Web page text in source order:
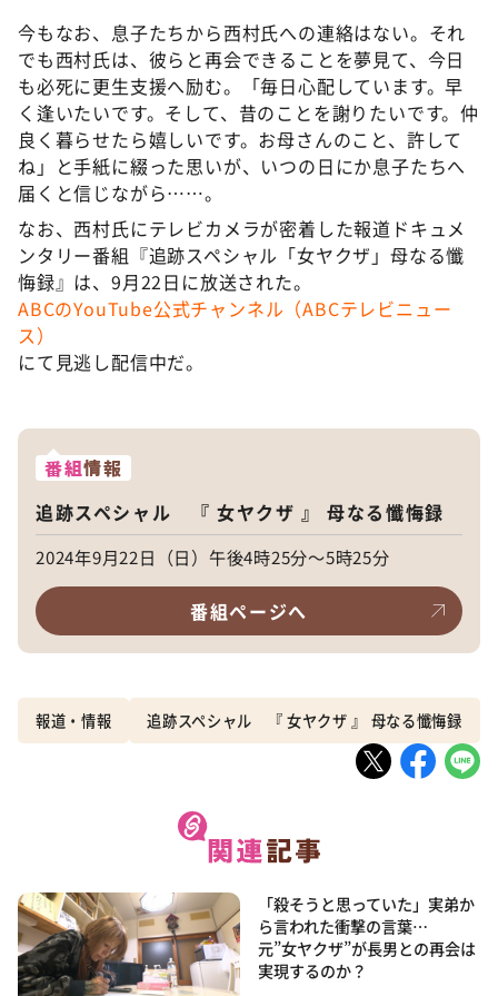
今もなお、息子たちから西村氏への連絡はない。それ
でも西村氏は、彼らと再会できることを夢見て、今日
も必死に更生支援へ励む。「毎日心配しています。早
く逢いたいです。そして、昔のことを謝りたいです。仲
良く暮らせたら嬉しいです。お母さんのこと、許して
ね」と手紙に綴った思いが、いつの日にか息子たちへ
届くと信じながら……。
なお、西村氏にテレビカメラが密着した報道ドキュメ
ンタリー番組『追跡スペシャル「女ヤクザ」母なる懺
悔録』は、9月22日に放送された。
ABCのYouTube公式チャンネル（ABCテレビニュー
ス）
にて見逃し配信中だ。
番組情報
追跡スペシャル 『 女ヤクザ 』 母なる懺悔録
2024年9月22日（日）午後4時25分～5時25分
番組ページへ
報道・情報 追跡スペシャル 『 女ヤクザ 』 母なる懺悔録
「殺そうと思っていた」実弟か
ら言われた衝撃の言葉…
元”女ヤクザ”が長男との再会は
実現するのか？